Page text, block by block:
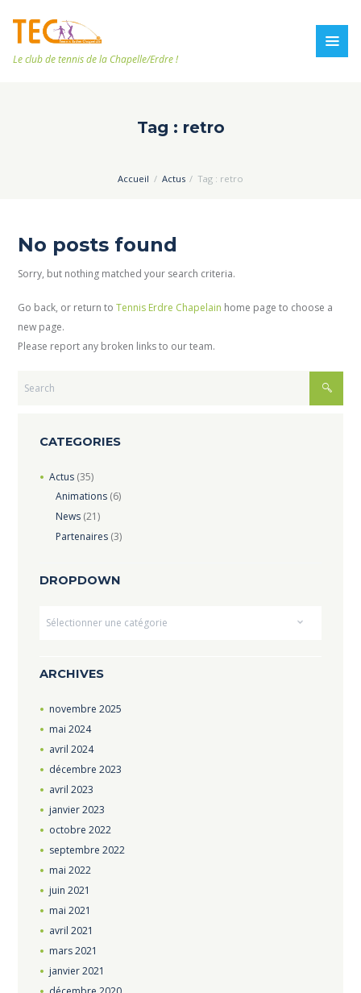
Le club de tennis de la Chapelle/Erdre !
Tag : retro
Accueil Actus Tag : retro
No posts found
Sorry, but nothing matched your search criteria.
Go back, or return toTennis Erdre Chapelain home page to choose a
new page.
Please report any broken links to our team.
CATEGORIES
Actus(35)
Animations (6)
News (21)
Partenaires (3)
DROPDOWN
ARCHIVES
novembre 2025
mai 2024
avril 2024
décembre 2023
avril 2023
janvier2023
octobre 2022
septembre 2022
mai 2022
juin 2021
mai 2021
avril 2021
mars2021
janvier2021